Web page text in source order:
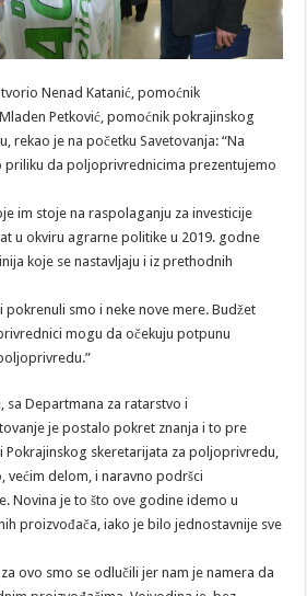
Nenad Katanić, pomoćnik
Petković, pomoćnik pokrajinskog
rekao je na početku Savetovanja: “Na
priliku da poljoprivrednicima prezentujemo
im stoje na raspolaganju za investicije
u okviru agrarne politike u 2019. godne
koje se nastavljaju i iz prethodnih
smo i neke nove mere. Budžet
mogu da očekuju potpunu
sa Departmana za ratarstvo i
je postalo pokret znanja i to pre
Pokrajinskog skeretarijata za poljoprivredu,
većim delom, i naravno podršci
Novina je to što ove godine idemo u
proizvođača, iako je bilo jednostavnije sve
ovo smo se odlučili jer nam je namera da